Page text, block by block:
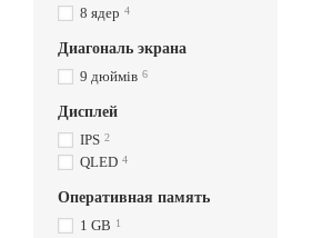
8 ядер 4
Диагональ экрана
9 дюймів 6
Дисплей
IPS 2
QLED 4
Оперативная память
1 GB 1